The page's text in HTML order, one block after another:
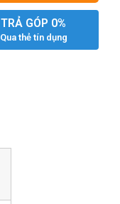
TRẢ GÓP 0%
Qua thẻ tín dụng